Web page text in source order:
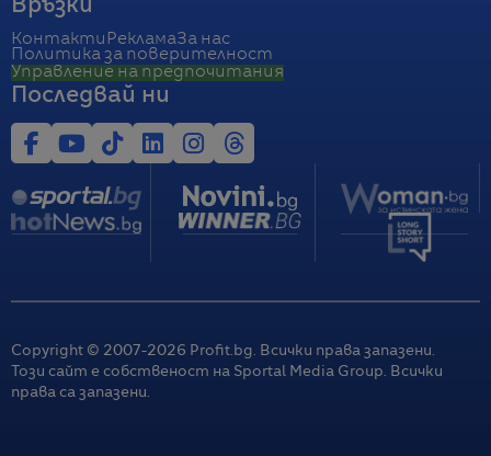
Връзки
Контакти РекламаЗа нас
Политика за поверителност
Управление на предпочитания
Последвай ни
Copyright © 2007-2026 Profit.bg. Всички права запазени.
Този сайт е собственост на Sportal Media Group. Всички
права са запазени.